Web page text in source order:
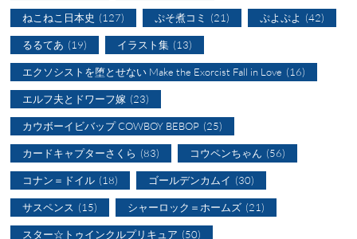
ねこねこ日本史 (127) ぷそ煮コミ (21) ぷよぷよ (42)
るるてあ (19) イラスト集 (13)
エクソシストを堕とせない Make the Exorcist Fall in Love (16)
エルフ夫とドワーフ嫁 (23)
カウボーイビバップ COWBOY BEBOP (25)
カードキャプターさくら (83) コウペンちゃん (56)
コナン＝ドイル (18) ゴールデンカムイ (30)
サスペンス (15) シャーロック＝ホームズ (21)
スター☆トゥインクルプリキュア (50)